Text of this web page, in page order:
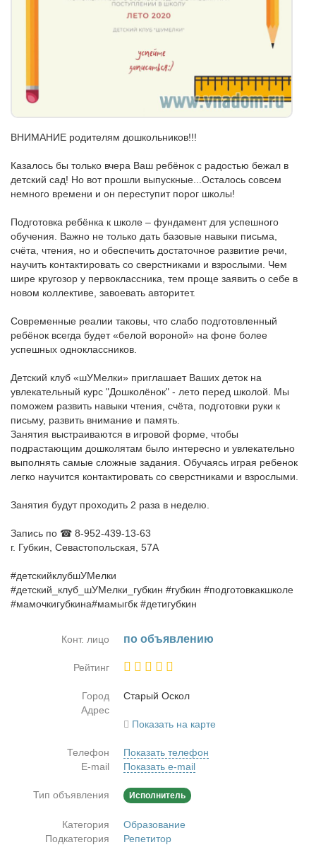
ВНИМАНИЕ родителям дошкольников!!!
Казалось бы только вчера Ваш ребёнок с радостью бежал в
детский сад! Но вот прошли выпускные...Осталось совсем
немного времени и он переступит порог школы!
Подготовка ребёнка к школе – фундамент для успешного
обучения. Важно не только дать базовые навыки письма,
счёта, чтения, но и обеспечить достаточное развитие речи,
научить контактировать со сверстниками и взрослыми. Чем
шире кругозор у первоклассника, тем проще заявить о себе в
новом коллективе, завоевать авторитет.
Современные реалии таковы, что слабо подготовленный
ребёнок всегда будет «белой вороной» на фоне более
успешных одноклассников.
Детский клуб «шУМелки» приглашает Ваших деток на
увлекательный курс "Дошколёнок" - лето перед школой. Мы
поможем развить навыки чтения, счёта, подготовки руки к
письму, развить внимание и память.
Занятия выстраиваются в игровой форме, чтобы
подрастающим дошколятам было интересно и увлекательно
выполнять самые сложные задания. Обучаясь играя ребенок
легко научится контактировать со сверстниками и взрослыми.
Занятия будут проходить 2 раза в неделю.
Запись по ☎ 8-952-439-13-63
г. Губкин, Севастопольская, 57А
#детскийклубшУМелки
#детский_клуб_шУМелки_губкин #губкин #подготовкакшколе
#мамочкигубкина#мамыгбк #детигубкин
Конт. лицо по объ­яв­ле­нию
Рейтинг
Город
Ста­рый Оскол
Адрес
Показать на карте
Телефон
Показать телефон
E-mail
Показать e-mail
Тип объявления Исполнитель
Категория
Образование
Подкатегория
Репетитор